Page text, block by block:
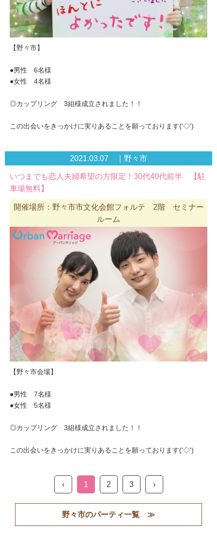
【野々市】
●男性 6名様
●女性 4名様
◎カップリング 3組様成立されました！！
この出会いをきっかけに実りあることを願っております('◇')ゞ
2021.03.07 ｜野々市
いつまでも恋人夫婦希望の方限定！30代40代前半 【駐
車場無料】
開催場所：野々市市文化会館フォルテ 2階 セミナー
ルーム
【野々市会場】
●男性 7名様
●女性 5名様
◎カップリング 3組様成立されました！！
この出会いをきっかけに実りあることを願っております('◇')ゞ
‹ 1 2 3 ›
野々市のパーティ一覧 ≫